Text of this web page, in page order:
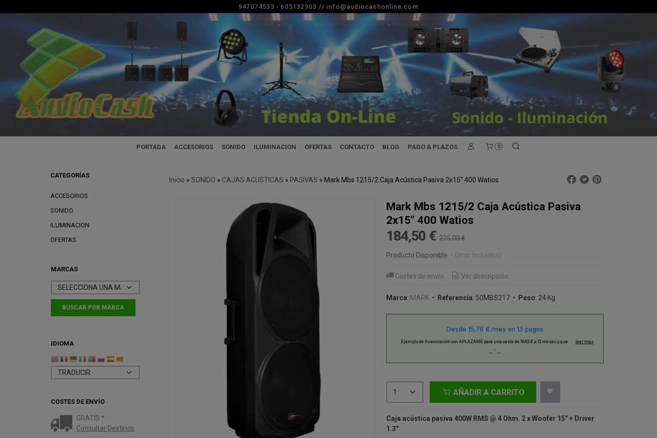
947074533 - 605132903 // info@audiocashonline.com
PORTADA ACCESORIOS SONIDO ILUMINACION OFERTAS CONTACTO BLOG PAGO A PLAZOS 0
CATEGORÍAS
ACCESORIOS
SONIDO
ILUMINACION
OFERTAS
MARCAS
IDIOMA
COSTES DE ENVÍO
GRATIS *
Consultar Destinos
Inicio » SONIDO » CAJAS ACUSTICAS » PASIVAS » Mark Mbs 1215/2 Caja Acústica Pasiva 2x15" 400 Watios
Mark Mbs 1215/2 Caja Acústica Pasiva
2x15" 400 Watios
184,50 € 225,00 €
Producto Disponible - (Imp. Incluidos)
Costes de envío Ver descripción
Marca: MARK• Referencia: 50MBS217• Peso: 24 Kg
AÑADIR A CARRITO
Caja acústica pasiva 400W RMS @ 4 Ohm. 2 x Woofer 15" + Driver
1.3"